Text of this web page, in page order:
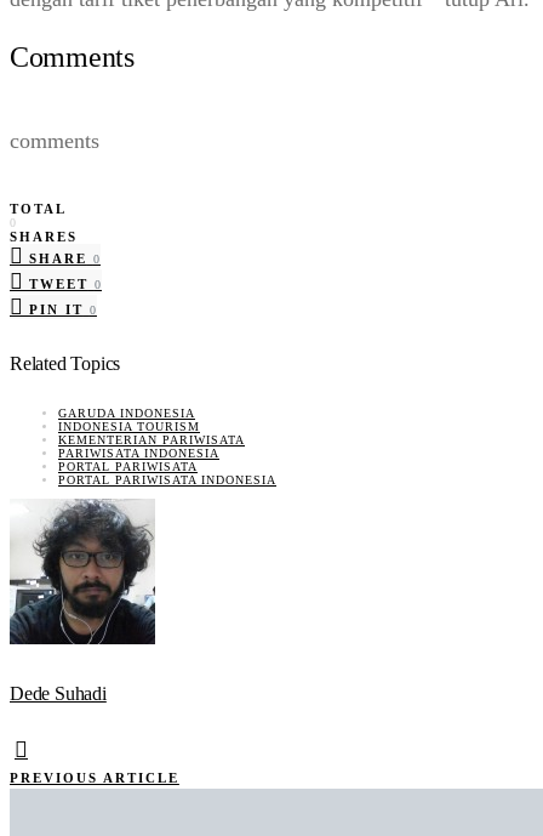
Comments
comments
TOTAL
0
SHARES
SHARE
0
TWEET 0
PIN IT 0
Related Topics
GARUDA INDONESIA
INDONESIA TOURISM
KEMENTERIAN PARIWISATA
PARIWISATA INDONESIA
PORTAL PARIWISATA
PORTAL PARIWISATA INDONESIA
Dede Suhadi
PREVIOUS ARTICLE